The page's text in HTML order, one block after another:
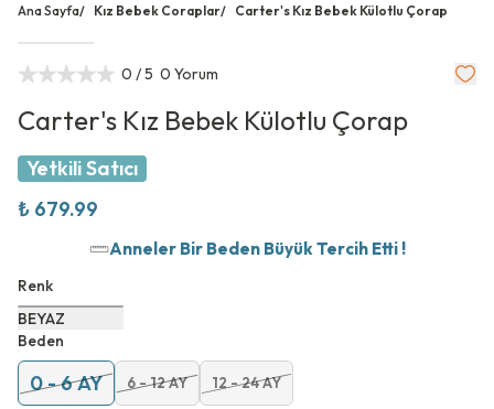
Ana Sayfa/ Kız Bebek Coraplar/ Carter's Kız Bebek Külotlu Çorap
0 / 5 0 Yorum
Carter's Kız Bebek Külotlu Çorap
Yetkili Satıcı
₺ 679.99
Anneler Bir Beden Büyük Tercih Etti !
Renk
BEYAZ
Beden
0 - 6 AY 6 - 12 AY 12 - 24 AY